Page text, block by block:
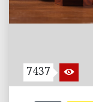
7437